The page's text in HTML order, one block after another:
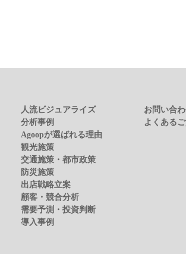
人流ビジュアライズ
分析事例
Agoopが選ばれる理由
観光施策
交通施策・都市政策
防災施策
出店戦略立案
顧客・競合分析
需要予測・投資判断
導入事例
お問い合
よくある